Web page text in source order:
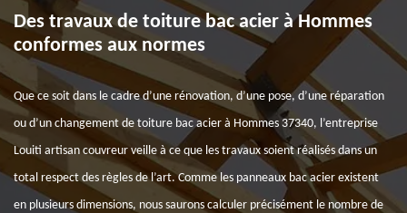
Des travaux de toiture bac acier à Hommes
conformes aux normes
Que ce soit dans le cadre d’une rénovation, d’une pose, d’une réparation
ou d’un changement de toiture bac acier à Hommes 37340, l’entreprise
Louiti artisan couvreur veille à ce que les travaux soient réalisés dans un
total respect des règles de l’art. Comme les panneaux bac acier existent
en plusieurs dimensions, nous saurons calculer précisément le nombre de